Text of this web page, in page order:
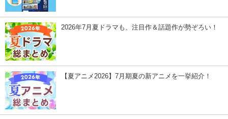
2026年7月夏ドラマも、注目作＆話題作が勢ぞろい！
【夏アニメ2026】7月期夏の新アニメを一挙紹介！